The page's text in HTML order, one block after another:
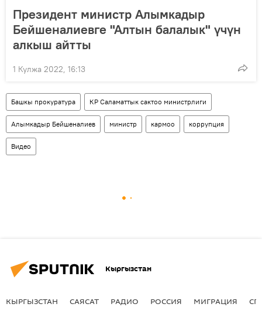
Президент министр Алымкадыр
Бейшеналиевге "Алтын балалык" үчүн
алкыш айтты
1 Кулжа 2022, 16:13
Башкы прокуратура КР Саламаттык сактоо министрлиги
Алымкадыр Бейшеналиев министр кармоо коррупция
Видео
Кыргызстан
КЫРГЫЗСТАН САЯСАТ РАДИО РОССИЯ МИГРАЦИЯ